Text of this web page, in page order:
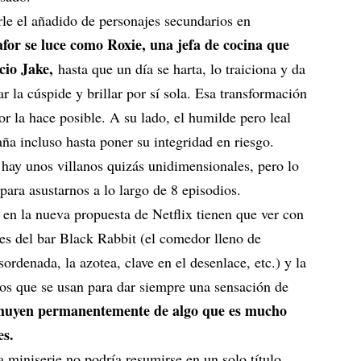
el añadido de personajes secundarios en
se luce como Roxie, una jefa de cocina que
Jake, hasta que un día se harta, lo traiciona y da
la cúspide y brillar por sí sola. Esa transformación
la hace posible. A su lado, el humilde pero leal
incluso hasta poner su integridad en riesgo.
unos villanos quizás unidimensionales, pero lo
asustarnos a lo largo de 8 episodios.
la nueva propuesta de Netflix tienen que ver con
del bar Black Rabbit (el comedor lleno de
la azotea, clave en el desenlace, etc.) y la
que se usan para dar siempre una sensación de
permanentemente de algo que es mucho